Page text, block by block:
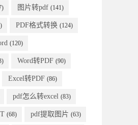
图片转pdf (141)
PDF格式转换 (124)
(120)
Word转PDF (90)
Excel转PDF (86)
pdf怎么转excel (83)
(68) pdf提取图片 (63)